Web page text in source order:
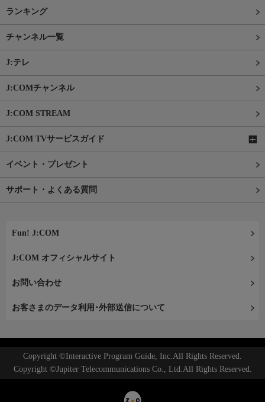
ランキング
チャンネル一覧
J:テレ
J:COMチャンネル
J:COM STREAM
J:COM TVサービスガイド
イベント・プレゼント
サポート・よくある質問
Fun! J:COM
J:COM オフィシャルサイト
お問い合わせ
お客さまのデータ利用･外部送信について
Copyright ©Interactive Program Guide, Inc.All Rights Reserved.
Copyright ©Jupiter Telecommunications Co., Ltd.All Rights Reserved.